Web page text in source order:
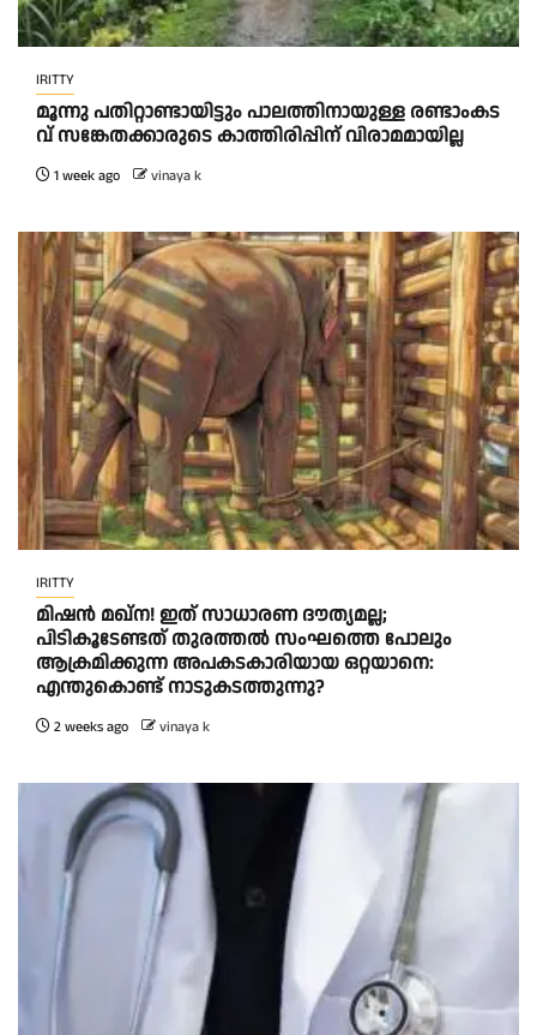
IRITTY
മൂ​ന്നു പ​തി​റ്റാ​ണ്ടാ​യി​ട്ടും പാ​ല​ത്തി​നാ​യു​ള്ള ര​ണ്ടാംക​ട​
വ് സ​ങ്കേ​ത​ക്കാ​രു​ടെ കാ​ത്തി​രി​പ്പി​ന് വി​രാ​മ​മാ​യി​ല്ല
1 week ago vinaya k
IRITTY
മിഷൻ മഖ്ന! ഇത് സാധാരണ ദൗത്യമല്ല;
പിടികൂടേണ്ടത് തുരത്തൽ സംഘത്തെ പോലും
ആക്രമിക്കുന്ന അപകടകാരിയായ ഒറ്റയാനെ:
എന്തുകൊണ്ട് നാടുകടത്തുന്നു?
2 weeks ago vinaya k